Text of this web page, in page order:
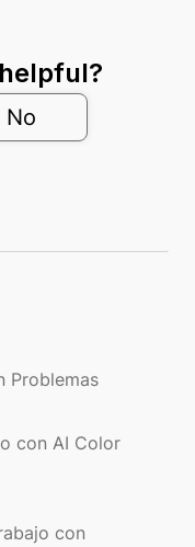
No
Problemas
con AI Color
con